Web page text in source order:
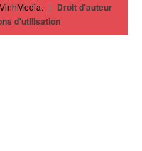
| Droit d'auteur
d'utilisation